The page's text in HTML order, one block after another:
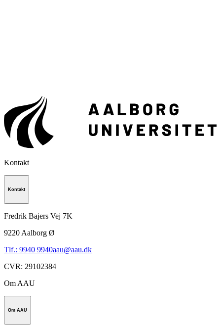
Kontakt
Kontakt
Fredrik Bajers Vej 7K
9220 Aalborg Ø
Tlf.: 9940 9940aau@aau.dk
CVR: 29102384
Om AAU
Om AAU